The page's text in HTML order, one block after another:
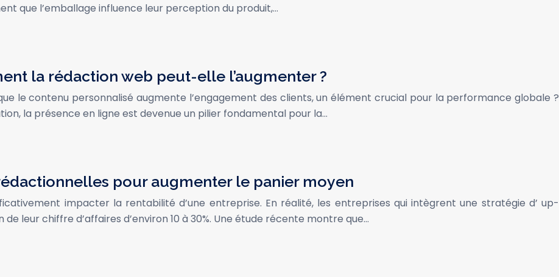
que l’emballage influence leur perception du produit,…
la rédaction web peut-elle l’augmenter ?
le contenu personnalisé augmente l’engagement des clients, un élément crucial pour la performance globale ?
la présence en ligne est devenue un pilier fondamental pour la…
pour augmenter le panier moyen
impacter la rentabilité d’une entreprise. En réalité, les entreprises qui intègrent une stratégie d’ up-
leur chiffre d’affaires d’environ 10 à 30%. Une étude récente montre que…